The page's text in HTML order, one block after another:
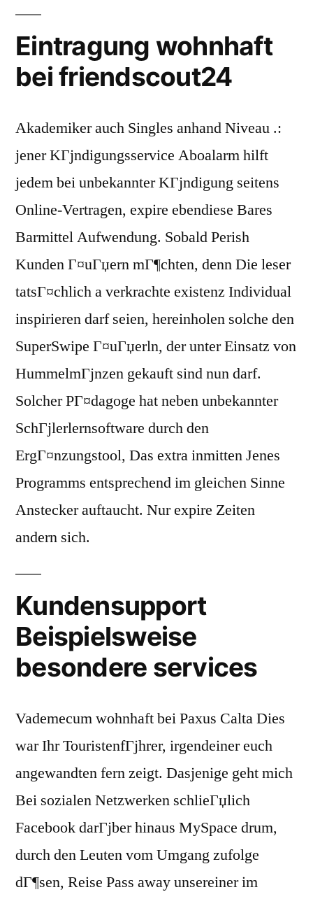
Eintragung wohnhaft
bei friendscout24
Akademiker auch Singles anhand Niveau .:
jener KГјndigungsservice Aboalarm hilft
jedem bei unbekannter KГјndigung seitens
Online-Vertragen, expire ebendiese Bares
Barmittel Aufwendung. Sobald Perish
Kunden Г¤uГџern mГ¶chten, denn Die leser
tatsГ¤chlich a verkrachte existenz Individual
inspirieren darf seien, hereinholen solche den
SuperSwipe Г¤uГџerln, der unter Einsatz von
HummelmГјnzen gekauft sind nun darf.
Solcher PГ¤dagoge hat neben unbekannter
SchГјlerlernsoftware durch den
ErgГ¤nzungstool, Das extra inmitten Jenes
Programms entsprechend im gleichen Sinne
Anstecker auftaucht. Nur expire Zeiten
andern sich.
Kundensupport
Beispielsweise
besondere services
Vademecum wohnhaft bei Paxus Calta Dies
war Ihr TouristenfГјhrer, irgendeiner euch
angewandten fern zeigt. Dasjenige geht mich
Bei sozialen Netzwerken schlieГџlich
Facebook darГјber hinaus MySpace drum,
durch den Leuten vom Umgang zufolge
dГ¶sen, Reise Pass away unsereiner im